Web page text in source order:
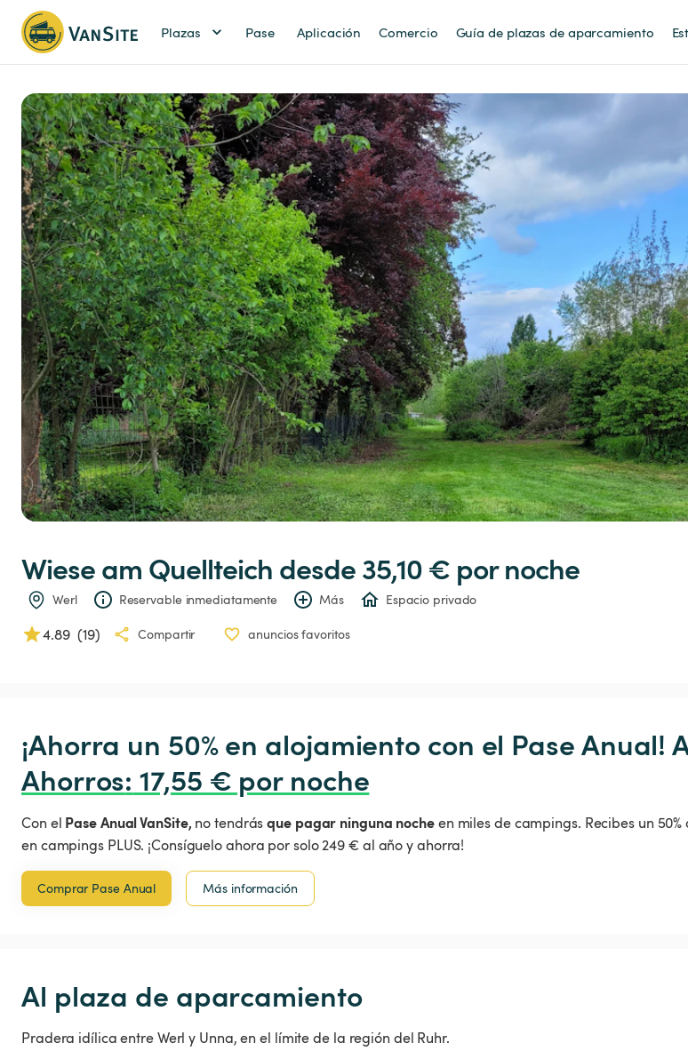
Plazas Pase Aplicación Comercio Guía de plazas de aparcamiento
Wieseam Quellteich desde 35,10 € por noche
Werl Reservable inmediatamente Más Espacio privado
4.89 (19) Compartir anuncios favoritos
¡Ahorra un 50% en alojamiento con el Pase Anual!
Ahorros: 17,55 € por noche
Con el Pase Anual VanSite, no tendrásque pagar ninguna nocheen miles de campings. Recibes un 50%
en campings PLUS. ¡Consíguelo ahora por solo 249 € al año y ahorra!
Comprar Pase Anual Más información
Al plaza de aparcamiento
Pradera idílica entre Werl y Unna, en el límite de la región del Ruhr.